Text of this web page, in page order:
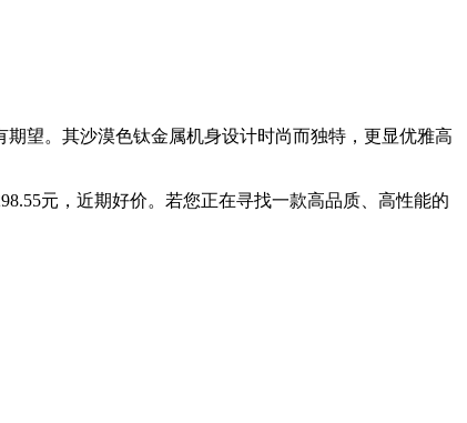
望。其沙漠色钛金属机身设计时尚而独特，更显优雅高
元，近期好价。若您正在寻找一款高品质、高性能的